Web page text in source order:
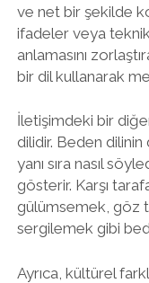
ve net bir şekilde
ifadeler veya
anlamasını
bir dil kullanarak
İletişimdeki bir
dilidir. Beden dilinin
yanı sıra nasıl
gösterir. Karşı
gülümsemek, göz
sergilemek gibi
Ayrıca, kültürel